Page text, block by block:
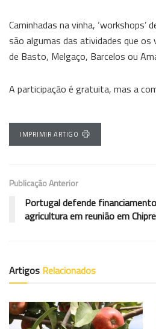
Caminhadas na vinha,
são algumas das atividades que
de Basto, Melgaço, Barcelos ou
A participação é gratuita, mas a
IMPRIMIR ARTIGO
Publicação Anterior
Portugal defende
agricultura em reunião em Chipre
Artigos Relacionados